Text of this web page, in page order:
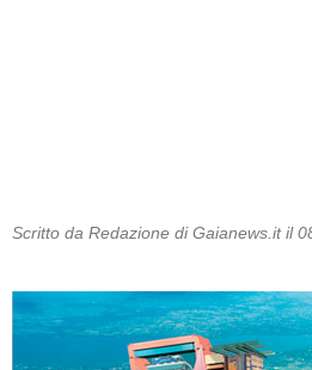
Scritto da Redazione di Gaianews.it il